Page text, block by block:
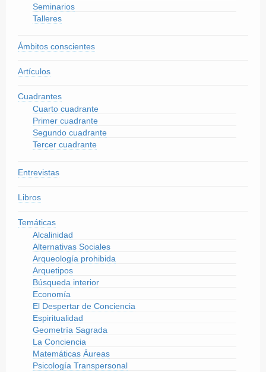
Seminarios
Talleres
Ámbitos conscientes
Artículos
Cuadrantes
Cuarto cuadrante
Primer cuadrante
Segundo cuadrante
Tercer cuadrante
Entrevistas
Libros
Temáticas
Alcalinidad
Alternativas Sociales
Arqueología prohibida
Arquetipos
Búsqueda interior
Economía
El Despertar de Conciencia
Espiritualidad
Geometría Sagrada
La Conciencia
Matemáticas Áureas
Psicología Transpersonal